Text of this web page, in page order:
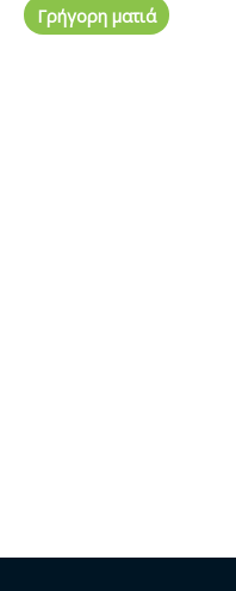
Γρήγορη ματιά